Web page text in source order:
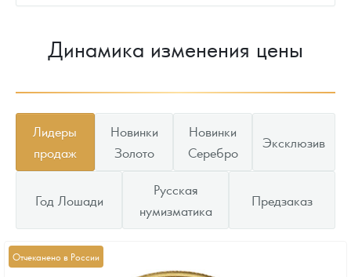
Динамика изменения цены
Лидеры
продаж
Новинки
Золото
Новинки
Серебро
Эксклюзив
Год Лошади
Русская
нумизматика
Предзаказ
Отчеканено в России